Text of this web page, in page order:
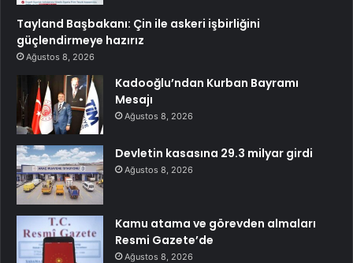
Tayland Başbakanı: Çin ile askeri işbirliğini
güçlendirmeye hazırız
Ağustos 8, 2026
Kadooğlu’ndan Kurban Bayramı
Mesajı
Ağustos 8, 2026
Devletin kasasına 29.3 milyar girdi
Ağustos 8, 2026
Kamu atama ve görevden almaları
Resmi Gazete’de
Ağustos 8, 2026